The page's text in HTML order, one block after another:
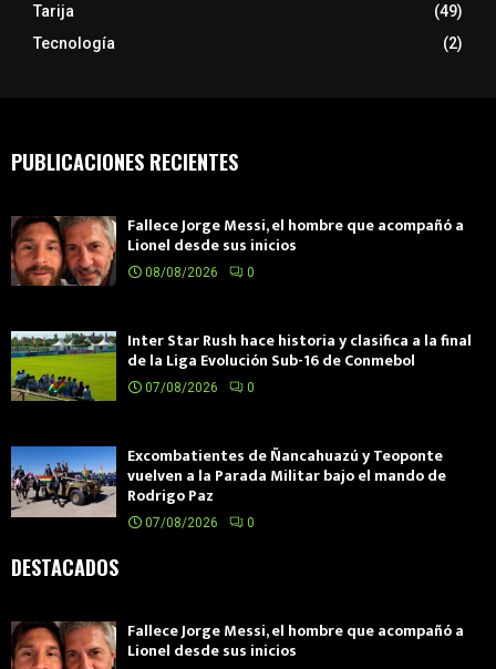
Tarija
(49)
Tecnología
(2)
PUBLICACIONES RECIENTES
Fallece Jorge Messi, el hombre que acompañó a
Lionel desde sus inicios
08/08/2026 0
Inter Star Rush hace historia y clasifica a la final
de la Liga Evolución Sub-16 de Conmebol
07/08/2026 0
Excombatientes de Ñancahuazú y Teoponte
vuelven a la Parada Militar bajo el mando de
Rodrigo Paz
07/08/2026 0
DESTACADOS
Fallece Jorge Messi, el hombre que acompañó a
Lionel desde sus inicios